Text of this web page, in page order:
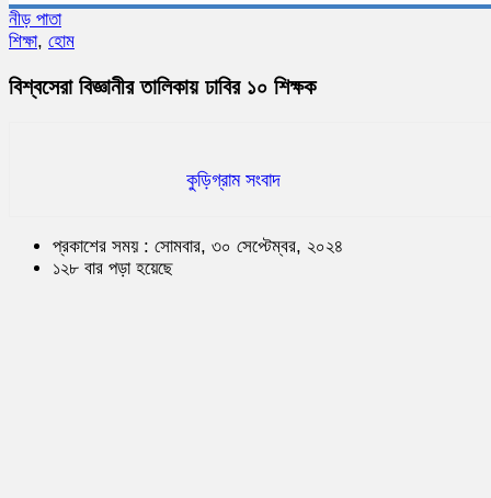
নীড় পাতা
শিক্ষা, হোম
বিশ্বসেরা বিজ্ঞানীর তালিকায় ঢাবির ১০ শিক্ষক
কুড়িগ্রাম সংবাদ
প্রকাশের সময় : সোমবার, ৩০ সেপ্টেম্বর, ২০২৪
১২৮ বার পড়া হয়েছে